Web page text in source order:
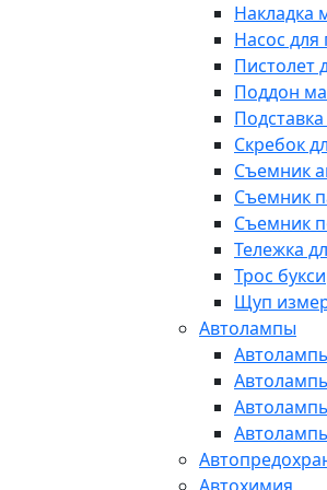
Накладка
Насос
Пистолет
Поддон
Скребок
Съемник
Съемник
Съемник
Тележка
Трос
Щуп
Автолампы